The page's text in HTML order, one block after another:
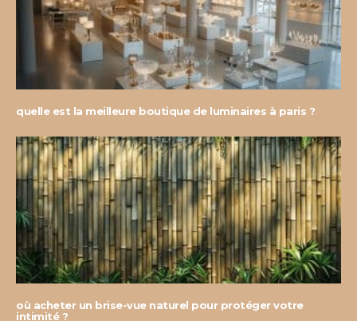
quelle est la meilleure boutique de luminaires à paris ?
où acheter un brise-vue naturel pour protéger votre
intimité ?